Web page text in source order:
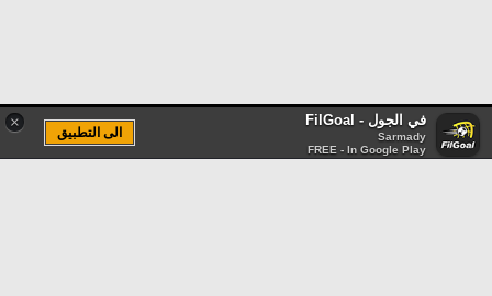
× في الجول - FilGoal
Sarmady
FREE - In Google Play
الى التطبيق